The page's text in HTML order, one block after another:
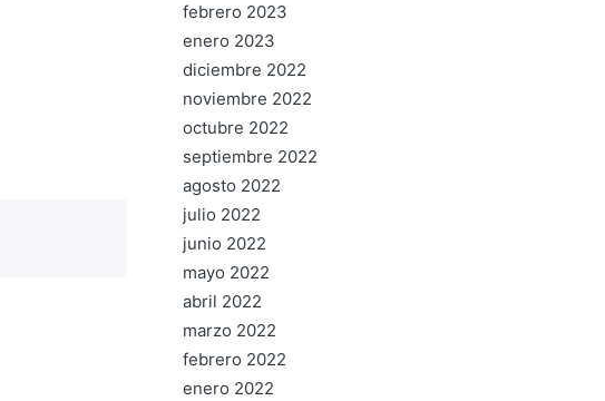
febrero 2023
enero 2023
diciembre 2022
noviembre 2022
octubre 2022
septiembre 2022
agosto 2022
julio 2022
junio 2022
mayo 2022
abril 2022
marzo 2022
febrero 2022
enero 2022